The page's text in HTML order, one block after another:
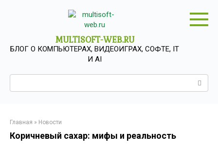
MULTISOFT-WEB.RU
БЛОГ О КОМПЬЮТЕРАХ, ВИДЕОИГРАХ, СОФТЕ, IT
И AI
Главная » Новости
Коричневый сахар: мифы и реальность